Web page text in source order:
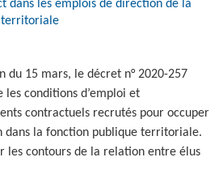
dans les emplois de direction de la
territoriale
du 15 mars, le décret n° 2020-257
les conditions d’emploi et
contractuels recrutés pour occuper
dans la fonction publique territoriale.
les contours de la relation entre élus